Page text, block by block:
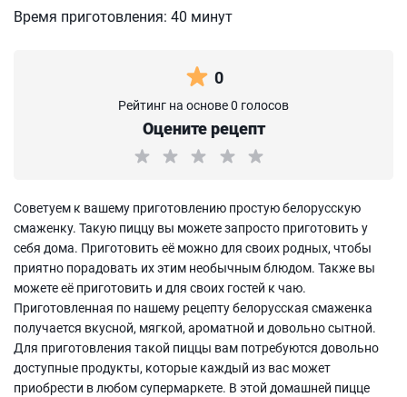
Время приготовления: 40 минут
0
Рейтинг на основе 0 голосов
Оцените рецепт
Советуем к вашему приготовлению простую белорусскую
смаженку. Такую пиццу вы можете запросто приготовить у
себя дома. Приготовить её можно для своих родных, чтобы
приятно порадовать их этим необычным блюдом. Также вы
можете её приготовить и для своих гостей к чаю.
Приготовленная по нашему рецепту белорусская смаженка
получается вкусной, мягкой, ароматной и довольно сытной.
Для приготовления такой пиццы вам потребуются довольно
доступные продукты, которые каждый из вас может
приобрести в любом супермаркете. В этой домашней пицце